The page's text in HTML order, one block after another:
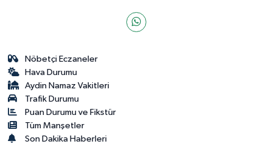
Nöbetçi Eczaneler
Hava Durumu
Aydin Namaz Vakitleri
Trafik Durumu
Puan Durumu ve Fikstür
Tüm Manşetler
Son Dakika Haberleri